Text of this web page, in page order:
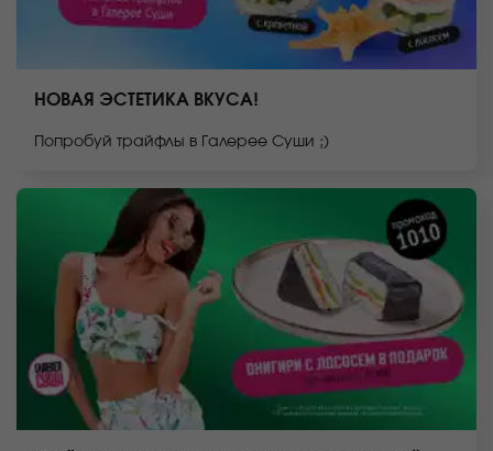
НОВАЯ ЭСТЕТИКА ВКУСА!
Попробуй трайфлы в Галерее Суши ;)